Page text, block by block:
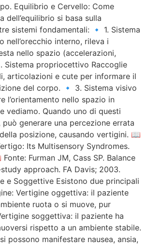
Equilibrio e Cervello: Come
dell’equilibrio si basa sulla
sistemi fondamentali: 🔹 1. Sistema
nell’orecchio interno, rileva i
nello spazio (accelerazioni,
Sistema propriocettivo Raccoglie
articolazioni e cute per informare il
del corpo. 🔹 3. Sistema visivo
l’orientamento nello spazio in
vediamo. Quando uno di questi
generare una percezione errata
posizione, causando vertigini. 📖
Its Multisensory Syndromes.
Furman JM, Cass SP. Balance
approach. FA Davis; 2003.
e Soggettive Esistono due principali
Vertigine oggettiva: il paziente
ruota o si muove, pur
soggettiva: il paziente ha
rispetto a un ambiente stabile.
possono manifestare nausea, ansia,